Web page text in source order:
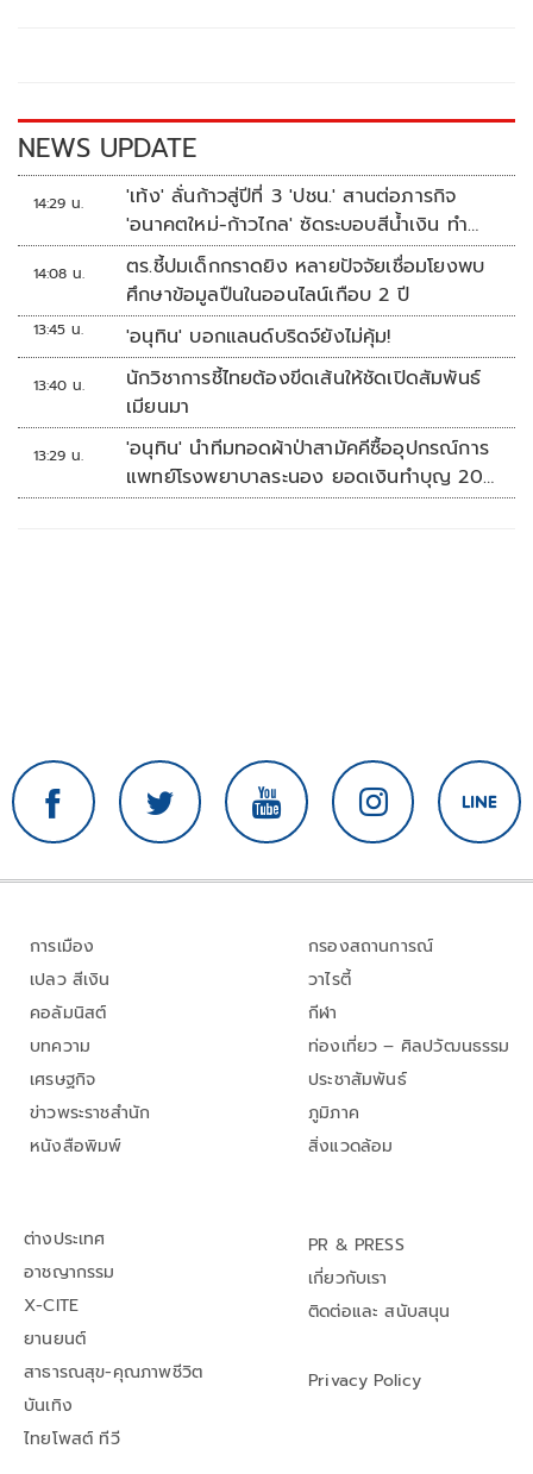
k k
NEWS UPDATE
14:29 น.
'เท้ง' ลั่นก้าวสู่ปีที่ 3 'ปชน.' สานต่อภารกิจ
'อนาคตใหม่-ก้าวไกล' ซัดระบอบสีน้ำเงิน ทำ
หลักนิติรัฐ-นิติธรรมสั่นคลอน
14:08 น.
ตร.ชี้ปมเด็กกราดยิง หลายปัจจัยเชื่อมโยงพบ
ศึกษาข้อมูลปืนในออนไลน์เกือบ 2 ปี
13:45 น. 'อนุทิน' บอกแลนด์บริดจ์ยังไม่คุ้ม!
13:40 น.
นักวิชาการชี้ไทยต้องขีดเส้นให้ชัดเปิดสัมพันธ์
เมียนมา
13:29 น.
'อนุทิน' นำทีมทอดผ้าป่าสามัคคีซื้ออุปกรณ์การ
แพทย์โรงพยาบาลระนอง ยอดเงินทำบุญ 20
ล้านบาท
การเมือง
เปลว สีเงิน
คอลัมนิสต์
บทความ
เศรษฐกิจ
ข่าวพระราชสำนัก
หนังสือพิมพ์
กรองสถานการณ์
วาไรตี้
กีฬา
ท่องเที่ยว – ศิลปวัฒนธรรม
ประชาสัมพันธ์
ภูมิภาค
สิ่งแวดล้อม
ต่างประเทศ
อาชญากรรม
X-CITE
ยานยนต์
สาธารณสุข-คุณภาพชีวิต
บันเทิง
ไทยโพสต์ ทีวี
PR & PRESS
เกี่ยวกับเรา
ติดต่อและ สนับสนุน
Privacy Policy